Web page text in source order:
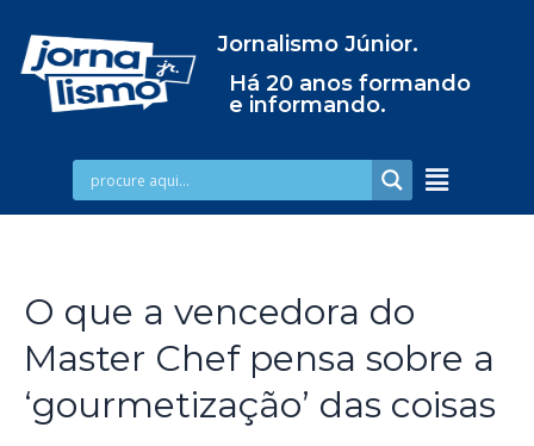
Jornalismo Júnior.
Há 20 anos formando
e informando.
O que a vencedora do
Master Chef pensa sobre a
‘gourmetização’ das coisas